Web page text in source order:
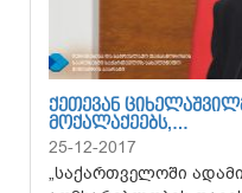
ᲥᲔᲗᲔᲕᲐᲜ
ᲛᲝᲥᲐᲚᲐᲥᲔᲔᲑᲡ,…
25-12-2017
„საქართველოში